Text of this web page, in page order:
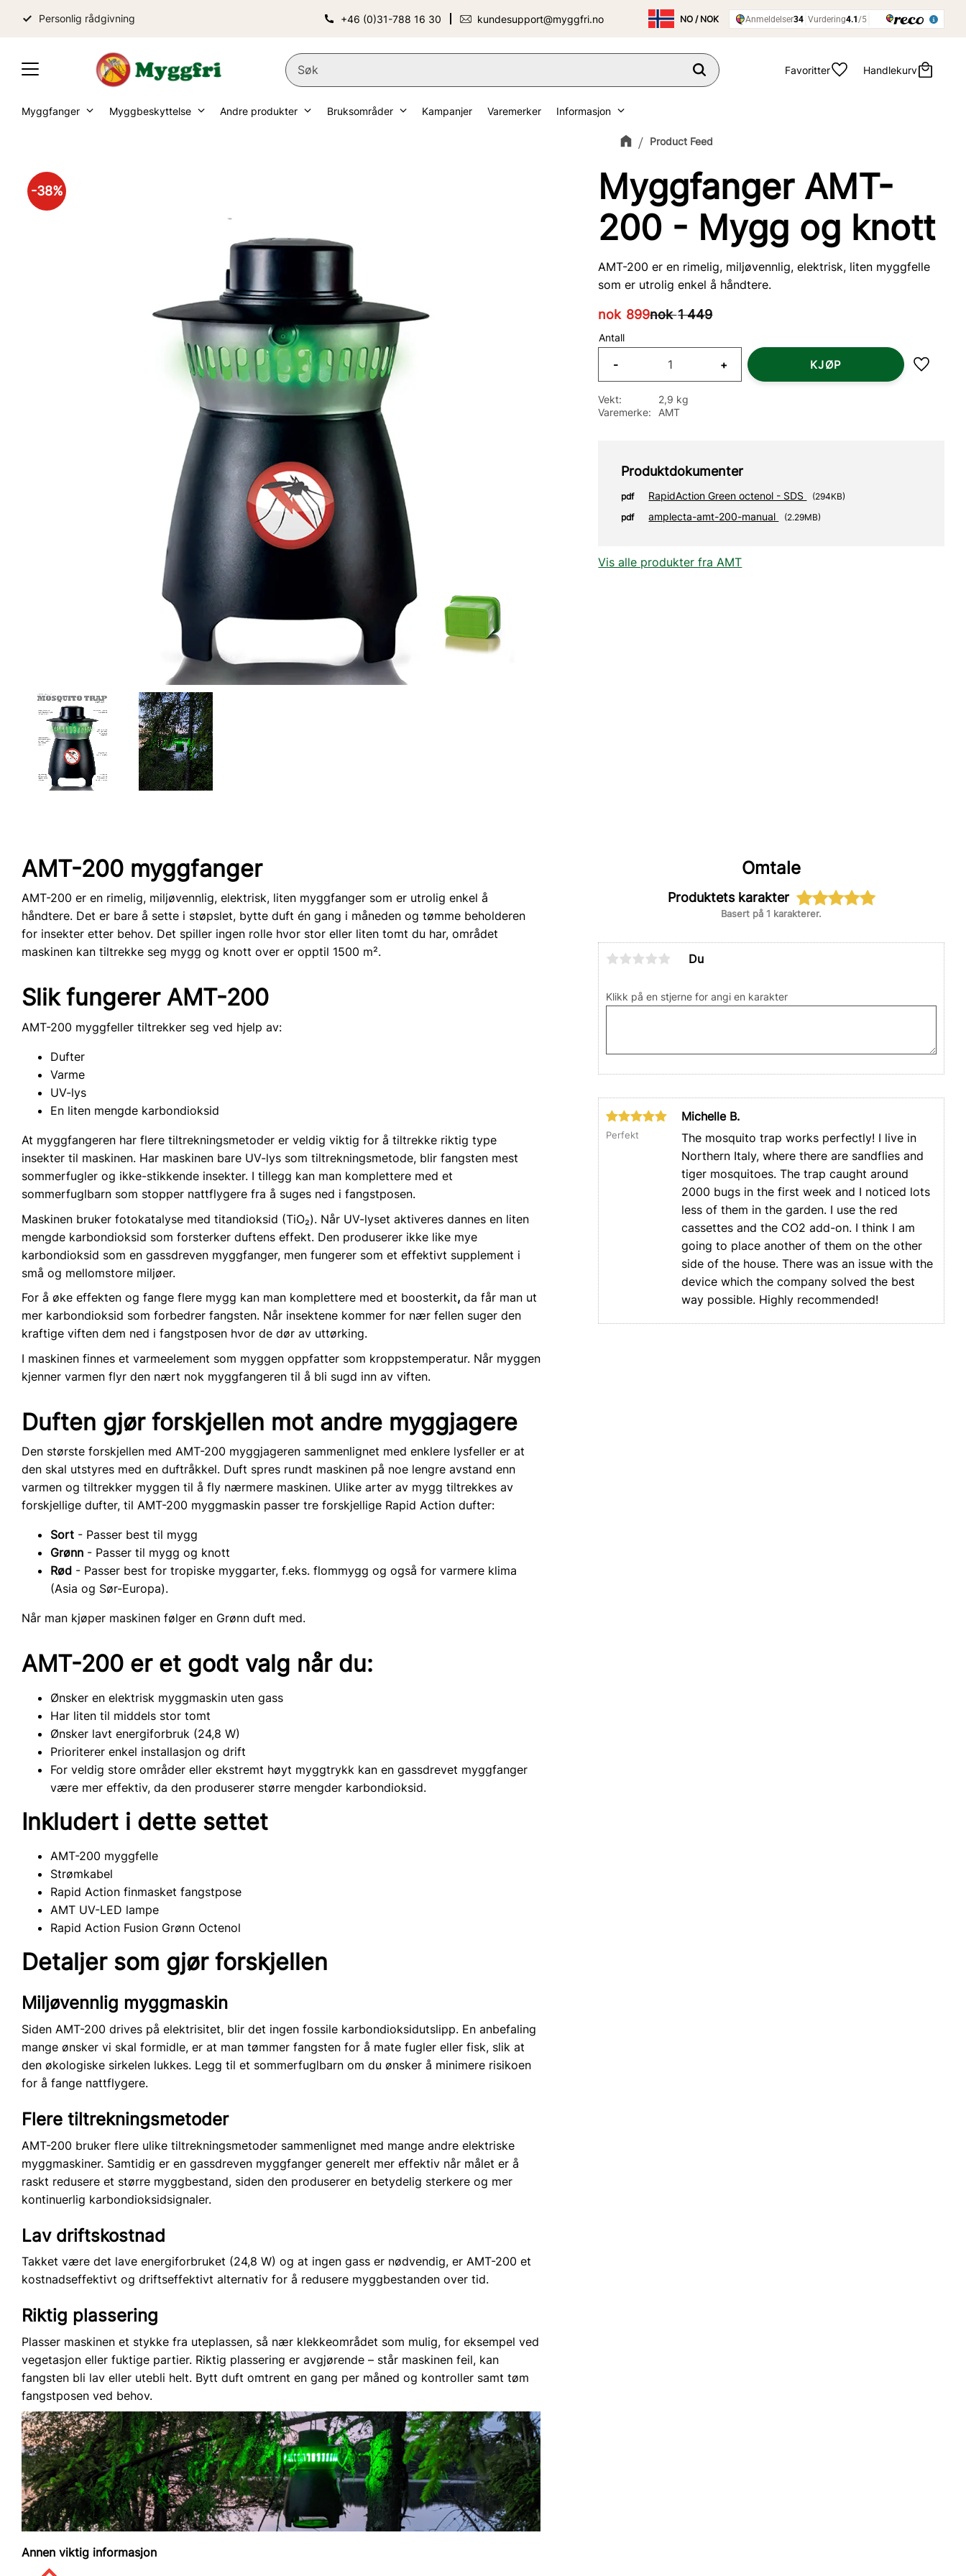
Personlig rådgivning +46 (0)31-788 16 30 kundesupport@myggfri.no
Favoritter Handlekurv
Myggfanger Myggbeskyttelse Andre produkter Bruksområder Kampanjer Varemerker Informasjon
Product Feed
38%
Myggfanger AMT-
200 - Mygg og knott
AMT-200 er en rimelig, miljøvennlig, elektrisk, liten myggfelle
som er utrolig enkel å håndtere.
Nedsatt pris:
nok 899Ordinær pris:
nok1 449
Antall
+
- KJØP
Lagre
Vekt
2,9 kg
Varemerke
AMT
Produktdokumenter
pdf RapidAction Green octenol - SDS
294KB
pdf
amplecta-amt-200-manual 2.29MB
Vis alle produkter fra AMT
AMT-200 myggfanger
AMT-200 er en rimelig, miljøvennlig, elektrisk, liten myggfanger som er utrolig enkel å
håndtere. Det er bare å sette i støpslet, bytte duft én gang i måneden og tømme beholderen
for insekter etter behov. Det spiller ingen rolle hvor stor eller liten tomt du har, området
maskinen kan tiltrekke seg mygg og knott over er opptil 1500 m².
Slik fungerer AMT-200
AMT-200 myggfeller tiltrekker seg ved hjelp av:
Dufter
Varme
UV-lys
En liten mengde karbondioksid
At myggfangeren har flere tiltrekningsmetoder er veldig viktig for å tiltrekke riktig type
insekter til maskinen. Har maskinen bare UV-lys som tiltrekningsmetode, blir fangsten mest
sommerfugler og ikke-stikkende insekter. I tillegg kan man komplettere med et
sommerfuglbarn som stopper nattflygere fra å suges ned i fangstposen.
Maskinen bruker fotokatalyse med titandioksid (TiO₂). Når UV-lyset aktiveres dannes en liten
mengde karbondioksid som forsterker duftens effekt. Den produserer ikke like mye
karbondioksid som en gassdreven myggfanger, men fungerer som et effektivt supplement i
små og mellomstore miljøer.
For å øke effekten og fange flere mygg kan man komplettere med et boosterkit, da får man ut
mer karbondioksid som forbedrer fangsten. Når insektene kommer for nær fellen suger den
kraftige viften dem ned i fangstposen hvor de dør av uttørking.
I maskinen finnes et varmeelement som myggen oppfatter som kroppstemperatur. Når myggen
kjenner varmen flyr den nært nok myggfangeren til å bli sugd inn av viften.
Duften gjør forskjellen mot andre myggjagere
Den største forskjellen med AMT-200 myggjageren sammenlignet med enklere lysfeller er at
den skal utstyres med en duftråkkel. Duft spres rundt maskinen på noe lengre avstand enn
varmen og tiltrekker myggen til å fly nærmere maskinen. Ulike arter av mygg tiltrekkes av
forskjellige dufter, til AMT-200 myggmaskin passer tre forskjellige Rapid Action dufter:
Sort - Passer best til mygg
Grønn - Passer til mygg og knott
Rød - Passer best for tropiske myggarter, f.eks. flommygg og også for varmere klima
(Asia og Sør-Europa).
Når man kjøper maskinen følger en Grønn duft med.
AMT-200 er et godt valg når du:
Ønsker en elektrisk myggmaskin uten gass
Har liten til middels stor tomt
Ønsker lavt energiforbruk (24,8 W)
Prioriterer enkel installasjon og drift
For veldig store områder eller ekstremt høyt myggtrykk kan en gassdrevet myggfanger
være mer effektiv, da den produserer større mengder karbondioksid.
Inkludert i dette settet
AMT-200 myggfelle
Strømkabel
Rapid Action finmasket fangstpose
AMT UV-LED lampe
Rapid Action Fusion Grønn Octenol
Detaljer som gjør forskjellen
Miljøvennlig myggmaskin
Siden AMT-200 drives på elektrisitet, blir det ingen fossile karbondioksidutslipp. En anbefaling
mange ønsker vi skal formidle, er at man tømmer fangsten for å mate fugler eller fisk, slik at
den økologiske sirkelen lukkes. Legg til et sommerfuglbarn om du ønsker å minimere risikoen
for å fange nattflygere.
Flere tiltrekningsmetoder
AMT-200 bruker flere ulike tiltrekningsmetoder sammenlignet med mange andre elektriske
myggmaskiner. Samtidig er en gassdreven myggfanger generelt mer effektiv når målet er å
raskt redusere et større myggbestand, siden den produserer en betydelig sterkere og mer
kontinuerlig karbondioksidsignaler.
Lav driftskostnad
Takket være det lave energiforbruket (24,8 W) og at ingen gass er nødvendig, er AMT-200 et
kostnadseffektivt og driftseffektivt alternativ for å redusere myggbestanden over tid.
Riktig plassering
Plasser maskinen et stykke fra uteplassen, så nær klekkeområdet som mulig, for eksempel ved
vegetasjon eller fuktige partier. Riktig plassering er avgjørende – står maskinen feil, kan
fangsten bli lav eller utebli helt. Bytt duft omtrent en gang per måned og kontroller samt tøm
fangstposen ved behov.
Annen viktig informasjon
Omtale
Produktets karakter
Basert på 1 karakterer.
Du
Klikk på en stjerne for angi en karakter
Perfekt
Michelle B.
The mosquito trap works perfectly! I live in
Northern Italy, where there are sandflies and
tiger mosquitoes. The trap caught around
2000 bugs in the first week and I noticed lots
less of them in the garden. I use the red
cassettes and the CO2 add-on. I think I am
going to place another of them on the other
side of the house. There was an issue with the
device which the company solved the best
way possible. Highly recommended!